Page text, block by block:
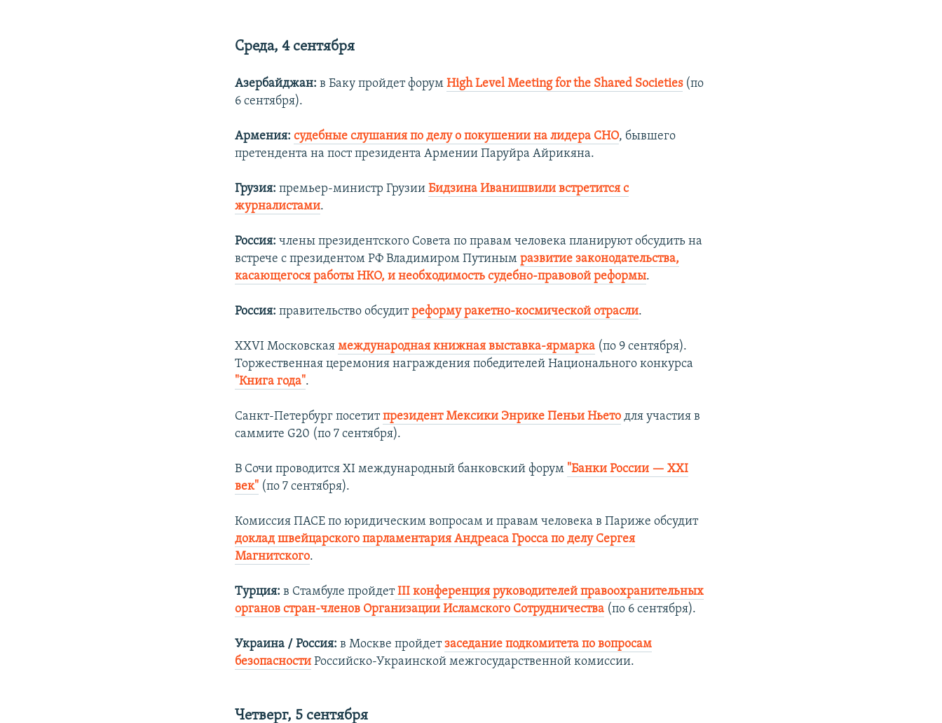
Среда, 4 сентября
Азербайджан: в Баку пройдет форумHigh Level Meeting for the Shared Societies(по
6 сентября).
Армения: судебные слушания по делу о покушении на лидера СНО, бывшего
претендента на пост президента Армении Паруйра Айрикяна.
Грузия: премьер-министр ГрузииБидзина Иванишвили встретится с
журналистами.
Россия:члены президентского Совета по правам человека планируют обсудить на
встрече с президентом РФ Владимиром Путинымразвитие законодательства,
касающегося работы НКО, и необходимость судебно-правовой реформы.
Россия: правительство обсудитреформу ракетно-космической отрасли.
XXVI Московскаямеждународная книжная выставка-ярмарка (по 9 сентября).
Торжественная церемония награждения победителей Национального конкурса
"Книга года".
Санкт-Петербург посетитпрезидент Мексики Энрике Пеньи Ньето для участия в
саммите G20 (по 7 сентября).
В Сочи проводится XI международный банковский форум "Банки России — XXI
век" (по 7 сентября).
Комиссия ПАСЕ по юридическим вопросам и правам человека в Париже обсудит
доклад швейцарского парламентария Андреаса Гросса по делу Сергея
Магнитского.
Турция: в Стамбуле пройдетIII конференция руководителей правоохранительных
органов стран-членов Организации Исламского Сотрудничества (по 6 сентября).
Украина / Россия: в Москве пройдетзаседание подкомитета по вопросам
безопасности Российско-Украинской межгосударственной комиссии.
Четверг, 5 сентября